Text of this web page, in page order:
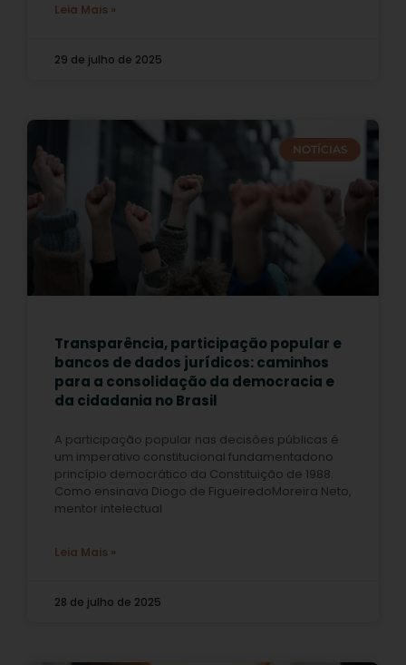
Leia Mais »
29 de julho de 2025
NOTÍCIAS
Transparência, participação popular e
bancos de dados jurídicos: caminhos
para a consolidação da democracia e
da cidadania no Brasil
A participação popular nas decisões públicas é
um imperativo constitucional fundamentadono
princípio democrático da Constituição de 1988.
Como ensinava Diogo de FigueiredoMoreira Neto,
mentor intelectual
Leia Mais »
28 de julho de 2025